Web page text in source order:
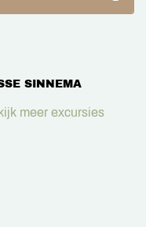
SINNEMA
meer excursies